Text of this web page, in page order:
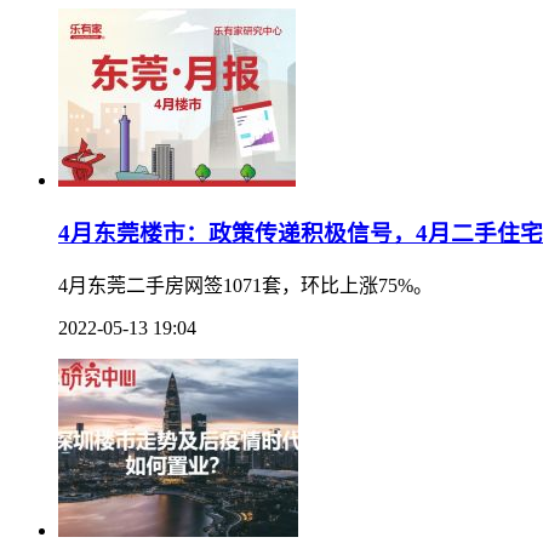
4月东莞楼市：政策传递积极信号，4月二手住
4月东莞二手房网签1071套，环比上涨75%。
2022-05-13 19:04